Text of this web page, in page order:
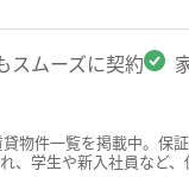
スムーズに契約
物件一覧を掲載中。
学生や新入社員など